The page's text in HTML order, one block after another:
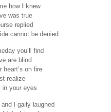
how I knew
was true
replied
cannot be denied
you’ll find
are blind
heart’s on fire
realize
in your eyes
I gaily laughed